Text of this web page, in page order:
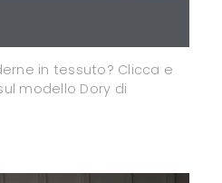
in tessuto? Clicca e
modello Dory di